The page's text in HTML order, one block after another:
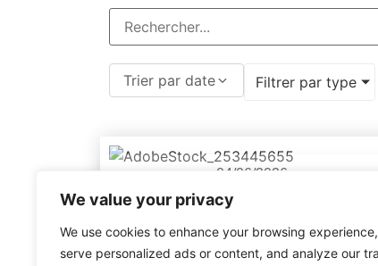
We value your privacy
We use cookies to enhance your browsing experience,
serve personalized ads or content, and analyze our
Trier par date Filtrer par type
04/06/2026
Petit pays de Gaël Faye ou
regard d'un enfant sur
l'horreur du monde